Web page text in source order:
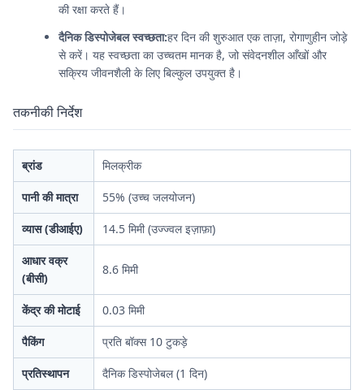
की रक्षा करते हैं।
दैनिक डिस्पोजेबल स्वच्छता:हर दिन की शुरुआत एक ताज़ा, रोगाणुहीन जोड़े
से करें। यह स्वच्छता का उच्चतम मानक है, जो संवेदनशील आँखों और
सक्रिय जीवनशैली के लिए बिल्कुल उपयुक्त है।
तकनीकी निर्देश
ब्रांड मिलक्रीक
पानी की मात्रा 55% (उच्च जलयोजन)
व्यास (डीआईए) 14.5 मिमी (उज्ज्वल इज़ाफ़ा)
आधार वक्र
(बीसी)
8.6 मिमी
केंद्र की मोटाई 0.03 मिमी
पैकिंग प्रति बॉक्स 10 टुकड़े
प्रतिस्थापन दैनिक डिस्पोजेबल (1 दिन)